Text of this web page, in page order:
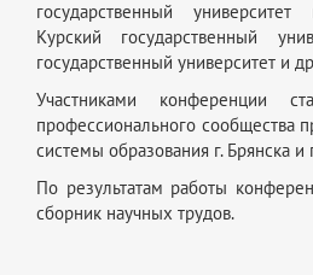
государственный
Курский государственный
государственный университет и
Участниками конференции
профессионального сообщества
системы образования г. Брянска и
По результатам работы
сборник научных трудов.